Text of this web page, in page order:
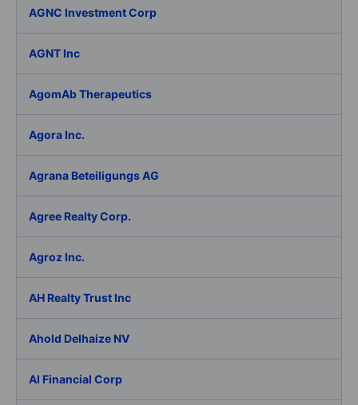
AGNC Investment Corp
AGNT Inc
AgomAb Therapeutics
Agora Inc.
Agrana Beteiligungs AG
Agree Realty Corp.
Agroz Inc.
AH Realty Trust Inc
Ahold Delhaize NV
AI Financial Corp